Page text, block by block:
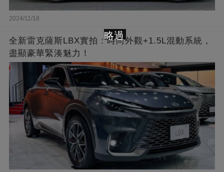
2024/11/18
全新雷克薩斯LBX實拍：時尚外觀+1.5L混動系統，
盡顯豪華緊湊魅力！
略過